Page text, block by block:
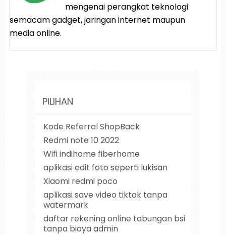
mengenai perangkat teknologi
semacam gadget, jaringan internet maupun
media online.
PILIHAN
Kode Referral ShopBack
Redmi note 10 2022
Wifi indihome fiberhome
aplikasi edit foto seperti lukisan
Xiaomi redmi poco
aplikasi save video tiktok tanpa
watermark
daftar rekening online tabungan bsi
tanpa biaya admin